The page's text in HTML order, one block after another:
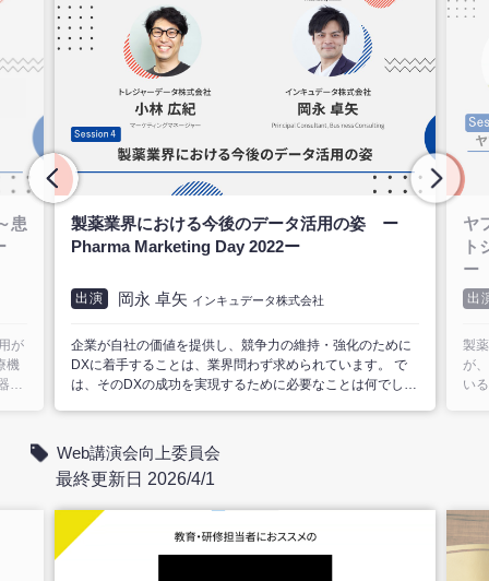
ク
に
ょ
ヤフーのビッグデータから読み解くペイシェン
トジャーニー ーPharma Marketing Day 2022
出演 新庄 匠ヤフー株式会社
製薬業界では馴染みのあるペイシェントジャーニーです
が、従来のものはサンプル数の問題や実際の行動を表して
いるのか疑問に感じたことがあるかもしれません。 ヤフー
界で必要なマルチチャネル活用やマーケティング戦略策定
において、ヤフーがどのように患者インサイトの理解に貢
献できるのか事例を交えてご紹介します。
製
向
出
政
格
れ
Web講演会向上委員会
最終更新日 2026/4/1